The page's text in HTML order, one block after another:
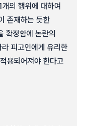
의 행위에 대하여
존재하는 듯한
확정함에 논란의
피고인에게 유리한
용되어져야 한다고